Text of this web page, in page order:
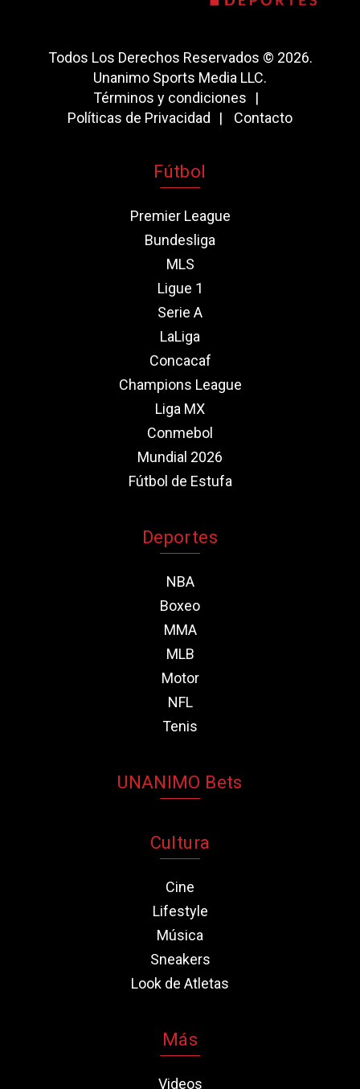
Todos Los Derechos Reservados © 2026.
Unanimo Sports Media LLC.
Términos y condiciones
Políticas de Privacidad
Contacto
Fútbol
Premier League
Bundesliga
MLS
Ligue 1
Serie A
LaLiga
Concacaf
Champions League
Liga MX
Conmebol
Mundial 2026
Fútbol de Estufa
Deportes
NBA
Boxeo
MMA
MLB
Motor
NFL
Tenis
UNANIMO Bets
Cultura
Cine
Lifestyle
Música
Sneakers
Look de Atletas
Más
Videos